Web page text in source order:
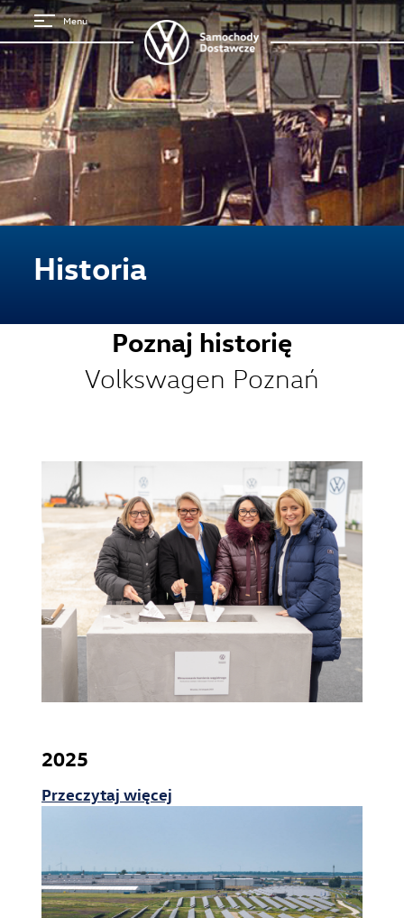
Menu
Historia
Poznaj historię
Volkswagen Poznań
2025
Przeczytaj więcej